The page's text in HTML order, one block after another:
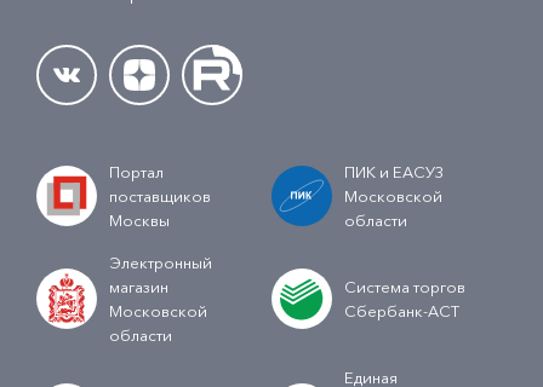
Портал
поставщиков
Москвы
ПИК и ЕАСУЗ
Московской
области
Электронный
магазин
Московской
области
Система торгов
Сбербанк-АСТ
Единая